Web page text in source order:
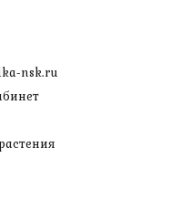
nsk.ru